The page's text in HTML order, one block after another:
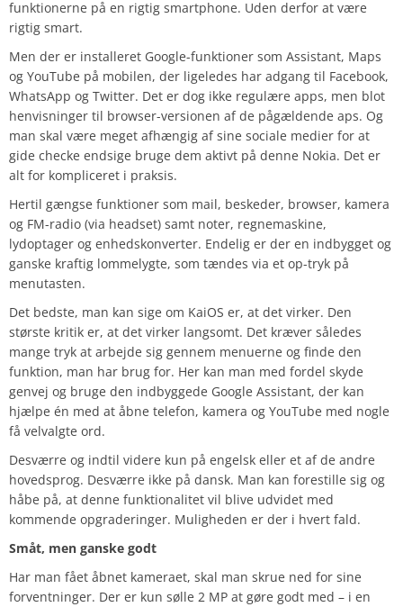
funktionerne på en rigtig smartphone. Uden derfor at være
rigtig smart.
Men der er installeret Google-funktioner som Assistant, Maps
og YouTube på mobilen, der ligeledes har adgang til Facebook,
WhatsApp og Twitter. Det er dog ikke regulære apps, men blot
henvisninger til browser-versionen af de pågældende aps. Og
man skal være meget afhængig af sine sociale medier for at
gide checke endsige bruge dem aktivt på denne Nokia. Det er
alt for kompliceret i praksis.
Hertil gængse funktioner som mail, beskeder, browser, kamera
og FM-radio (via headset) samt noter, regnemaskine,
lydoptager og enhedskonverter. Endelig er der en indbygget og
ganske kraftig lommelygte, som tændes via et op-tryk på
menutasten.
Det bedste, man kan sige om KaiOS er, at det virker. Den
største kritik er, at det virker langsomt. Det kræver således
mange tryk at arbejde sig gennem menuerne og finde den
funktion, man har brug for. Her kan man med fordel skyde
genvej og bruge den indbyggede Google Assistant, der kan
hjælpe én med at åbne telefon, kamera og YouTube med nogle
få velvalgte ord.
Desværre og indtil videre kun på engelsk eller et af de andre
hovedsprog. Desværre ikke på dansk. Man kan forestille sig og
håbe på, at denne funktionalitet vil blive udvidet med
kommende opgraderinger. Muligheden er der i hvert fald.
Småt, men ganske godt
Har man fået åbnet kameraet, skal man skrue ned for sine
forventninger. Der er kun sølle 2 MP at gøre godt med – i en